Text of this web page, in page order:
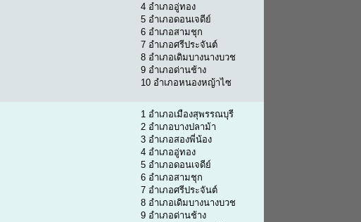
4 อำเภออู่ทอง
5 อำเภอดอนเจดีย์
6 อำเภอสามชุก
7 อำเภอศรีประจันต์
8 อำเภอเดิมบางนางบวช
9 อำเภอด่านช้าง
10 อำเภอหนองหญ้าไซ
1 อำเภอเมืองสุพรรณบุรี
2 อำเภอบางปลาม้า
3 อำเภอสองพี่น้อง
4 อำเภออู่ทอง
5 อำเภอดอนเจดีย์
6 อำเภอสามชุก
7 อำเภอศรีประจันต์
8 อำเภอเดิมบางนางบวช
9 อำเภอด่านช้าง